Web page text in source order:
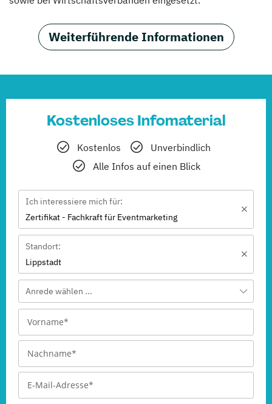
Weiterführende Informationen
Kostenloses Infomaterial
Kostenlos
Unverbindlich
Alle Infos auf einen Blick
Ich interessiere mich für:
Zertifikat - Fachkraft für Eventmarketing
Standort:
Lippstadt
Anrede wählen ...